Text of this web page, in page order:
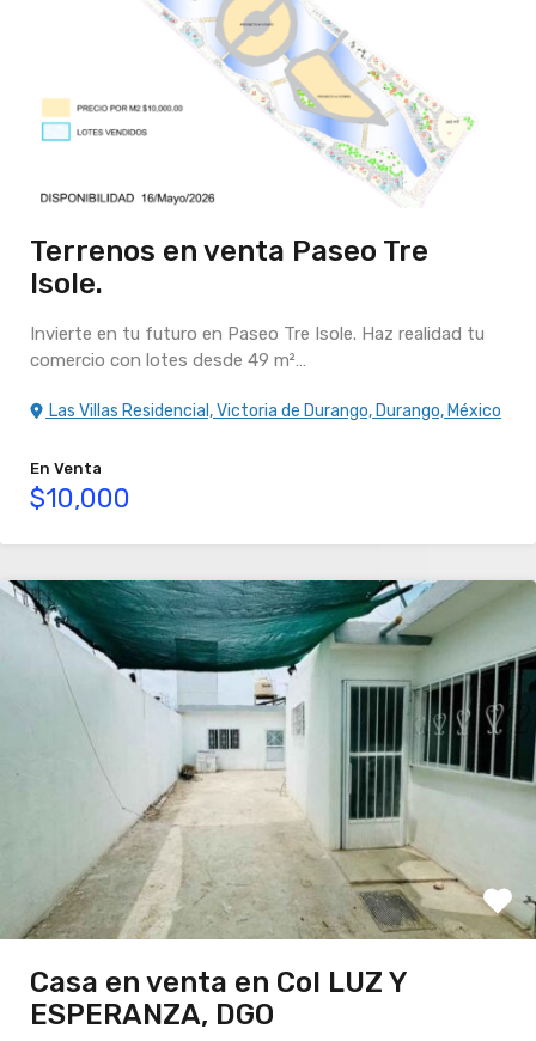
Terrenos en venta Paseo Tre
Isole.
Invierte en tu futuro en Paseo Tre Isole. Haz realidad tu
comercio con lotes desde 49 m²…
Las Villas Residencial, Victoria de Durango, Durango, México
En Venta
$10,000
Casa en venta en Col LUZ Y
ESPERANZA, DGO